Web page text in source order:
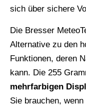
sich über sichere
Die Bresser
Alternative zu den
Funktionen, deren
kann. Die 255
mehrfarbigen
Sie brauchen,